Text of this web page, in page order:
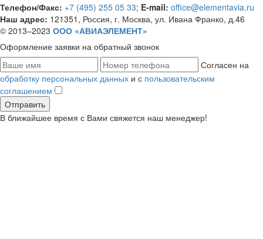
Телефон/Факс: +7 (495) 255 05 33; E-mail: office@elementavia.ru
Наш адрес: 121351, Россия, г. Москва, ул. Ивана Франко, д.46
© 2013–2023 ООО «АВИАЭЛЕМЕНТ»
Оформление заявки на обратный звонок
Согласен на
обработку персональных данных и с пользовательским
соглашением
В ближайшее время с Вами свяжется наш менеджер!